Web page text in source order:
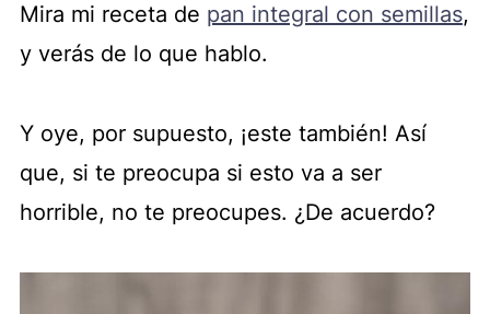
Mira mi receta de pan integral con semillas,
y verás de lo que hablo.
Y oye, por supuesto, ¡este también! Así
que, si te preocupa si esto va a ser
horrible, no te preocupes. ¿De acuerdo?